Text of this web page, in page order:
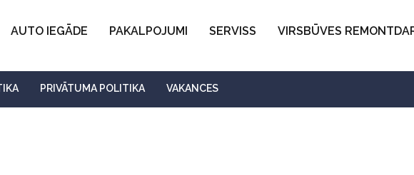
AUTO IEGĀDE PAKALPOJUMI SERVISS VIRSBŪVES
PRIVĀTUMA POLITIKA VAKANCES